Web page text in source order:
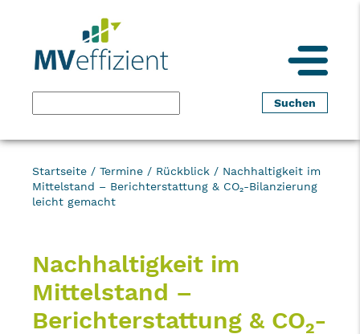
Startseite / Termine / Rückblick / Nachhaltigkeit im
Mittelstand – Berichterstattung & CO₂-Bilanzierung
leicht gemacht
Nachhaltigkeit im
Mittelstand –
Berichterstattung & CO₂-